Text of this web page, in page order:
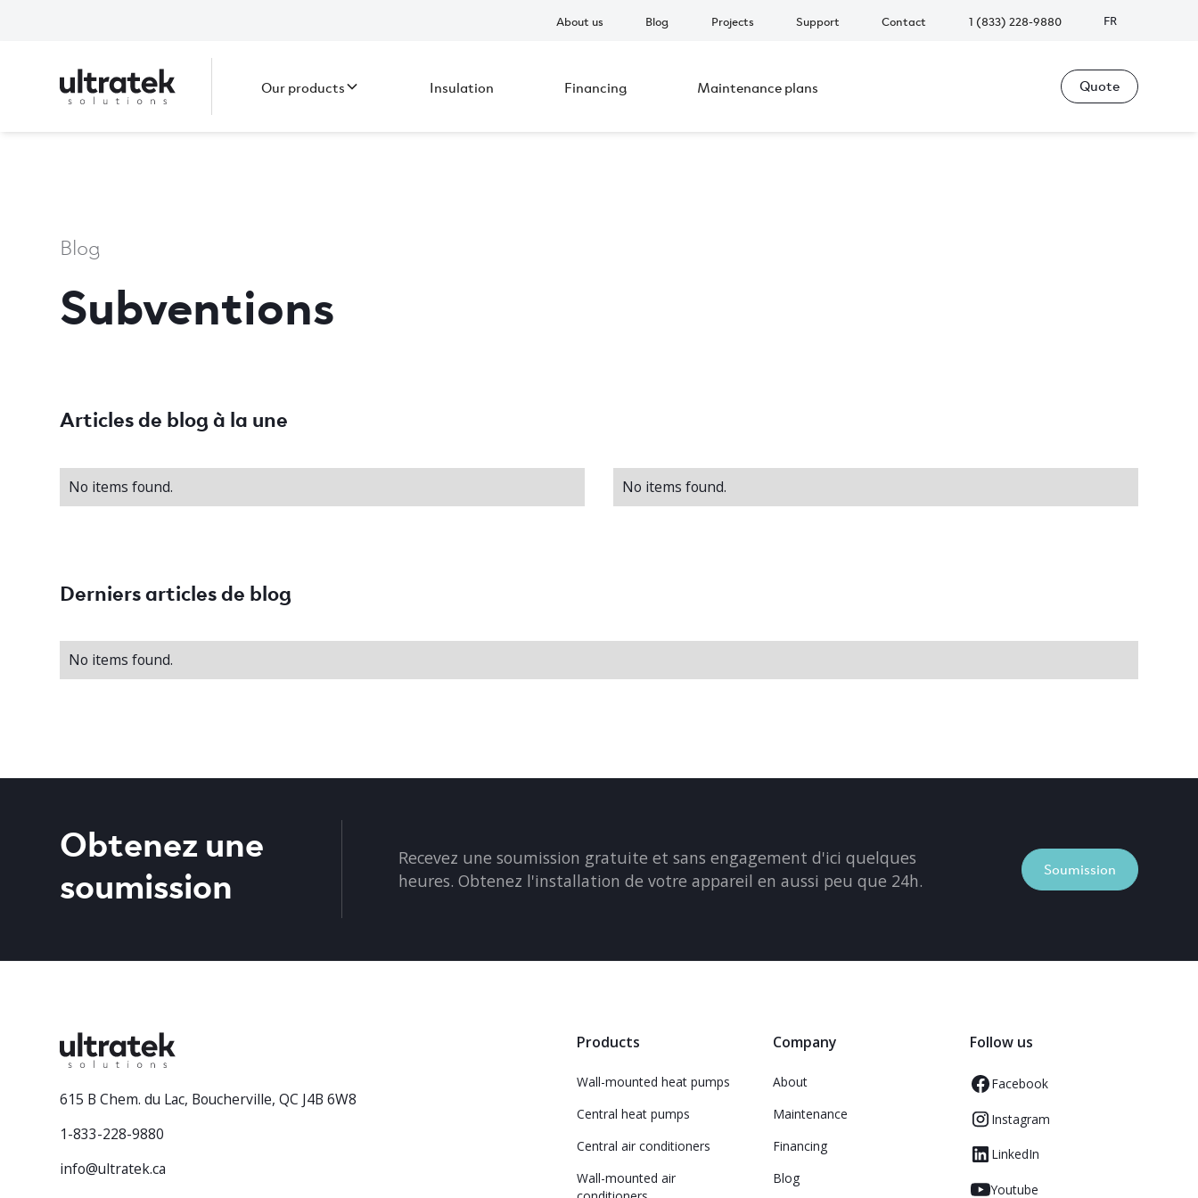
About us Blog Projects Support Contact 1 (833) 228-9880 FR
Our products Insulation Financing Maintenance plans Quote
Blog
Subventions
Articles de blog à la une
No items found. No items found.
Derniers articles de blog
No items found.
Obtenez une
soumission
Recevez une soumission gratuite et sans engagement d'ici quelques
heures. Obtenez l'installation de votre appareil en aussi peu que 24h.
Soumission
615 B Chem. du Lac, Boucherville, QC J4B 6W8
1-833-228-9880
info@ultratek.ca
Products
Wall-mounted heat pumps
Central heat pumps
Central air conditioners
Wall-mounted air
Company
About
Maintenance
Financing
Blog
Follow us
Facebook
Instagram
LinkedIn
Youtube